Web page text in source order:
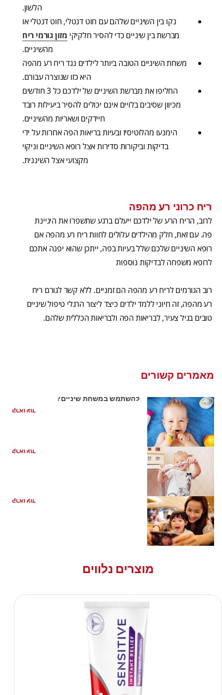
הלשון.
נקו בין השיניים שלהם עם חוט דנטלי, חוט דנטלי או
מברשת בין שיניים כדי להסיר חלקיקי מזון גורמי ריח
מהשיניים.
משחת השיניים הטובה ביותר לילדים נגד ריח רע מהפה
היא כזו שנוצרה עבורם.
החליפו את מברשת השיניים של ילדכם כל 3 חודשים
מכיוון שסיבים בלויים אינם יכולים להסיר ביעילות רובד
חיידקים ושאריות מהשיניים.
הימנעו מהלוטיסיז ובעיות בריאות הפה אחרות על ידי
בדיקות וביקורות סדירות אצל רופא השיניים וניקוי
מקצועי אצל השיננית.
ריח כרוני רע מהפה
לרוב, הריח הרע של ילדכם ייעלם ברגע שתשפרו את היגיינת
פה. עם זאת, חלק מהילדים עלולים לחוות ריח רע מהפה אם
רופא השיניים שלכם שלל בעיות בפה, ייתכן שהוא יפנה אתכם
לרופא משפחה לבדיקות נוספות
רוב הגורמים לריח רע מהפה הם זמניים. ללא קשר לגורם ריח
רע מהפה, זה חיוני ללמד ילדים כיצד ליצור הרגלי טיפול שיניים
טובים בגיל צעיר, לבריאות הפה ולבריאות הכללית שלהם.
מאמרים קשורים
להשתמש במשחת שיניים?
קראו עוד
קראו עוד
קראו עוד
מוצרים נלווים